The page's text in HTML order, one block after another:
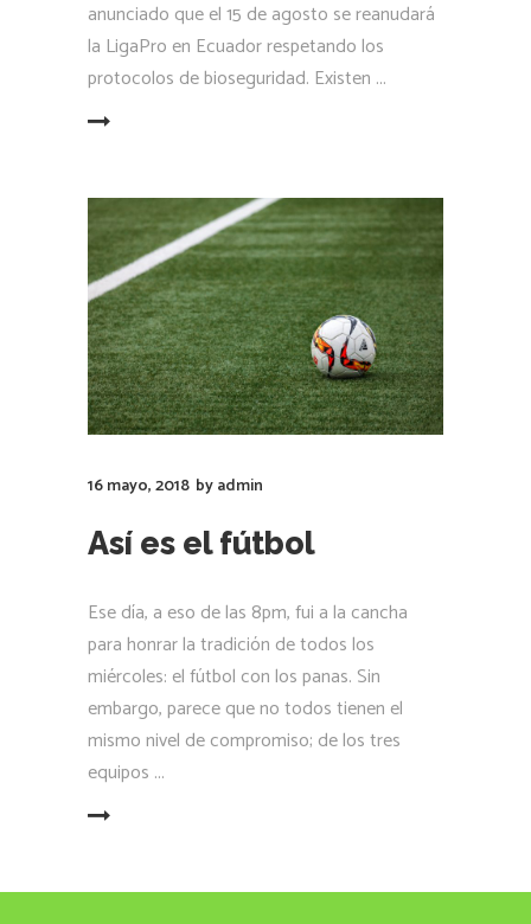
anunciado que el 15 de agosto se reanudará
la LigaPro en Ecuador respetando los
protocolos de bioseguridad. Existen
16 mayo, 2018 byadmin
Así es el fútbol
Ese día, a eso de las 8pm, fui a la cancha
para honrar la tradición de todos los
miércoles: el fútbol con los panas. Sin
embargo, parece que no todos tienen el
mismo nivel de compromiso; de los tres
equipos